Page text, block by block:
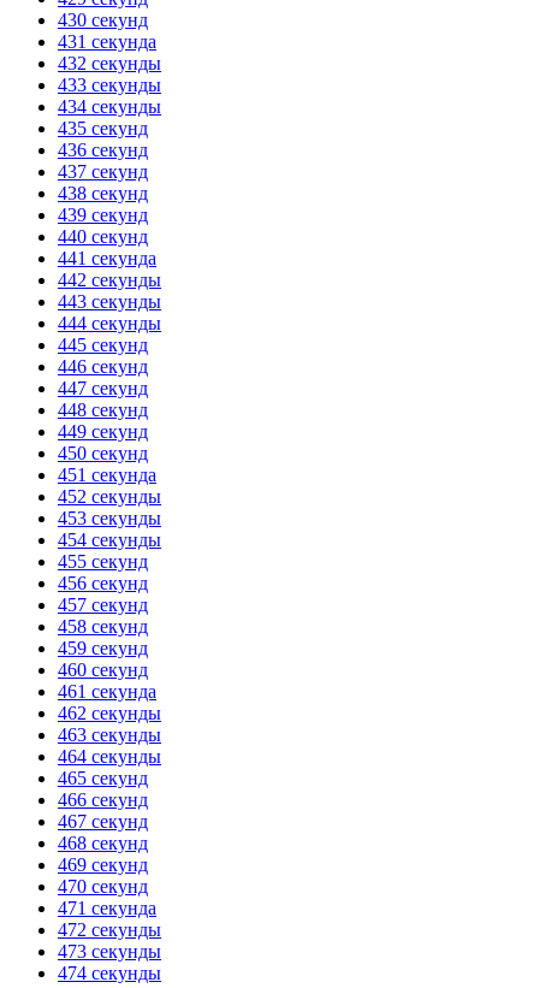
430 секунд
431 секунда
432 секунды
433 секунды
434 секунды
435 секунд
436 секунд
437 секунд
438 секунд
439 секунд
440 секунд
441 секунда
442 секунды
443 секунды
444 секунды
445 секунд
446 секунд
447 секунд
448 секунд
449 секунд
450 секунд
451 секунда
452 секунды
453 секунды
454 секунды
455 секунд
456 секунд
457 секунд
458 секунд
459 секунд
460 секунд
461 секунда
462 секунды
463 секунды
464 секунды
465 секунд
466 секунд
467 секунд
468 секунд
469 секунд
470 секунд
471 секунда
472 секунды
473 секунды
474 секунды